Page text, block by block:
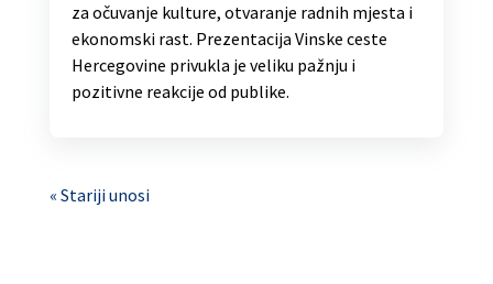
za očuvanje kulture, otvaranje radnih mjesta i
ekonomski rast. Prezentacija Vinske ceste
Hercegovine privukla je veliku pažnju i
pozitivne reakcije od publike.
« Stariji unosi